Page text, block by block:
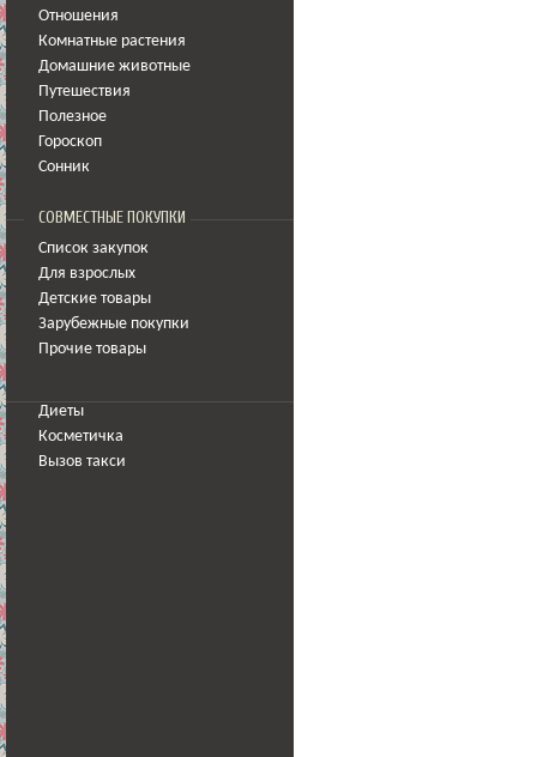
Отношения
Комнатные растения
Домашние животные
Путешествия
Полезное
Гороскоп
Сонник
СОВМЕСТНЫЕ ПОКУПКИ
Список закупок
Для взрослых
Детские товары
Зарубежные покупки
Прочие товары
Диеты
Косметичка
Вызов такси